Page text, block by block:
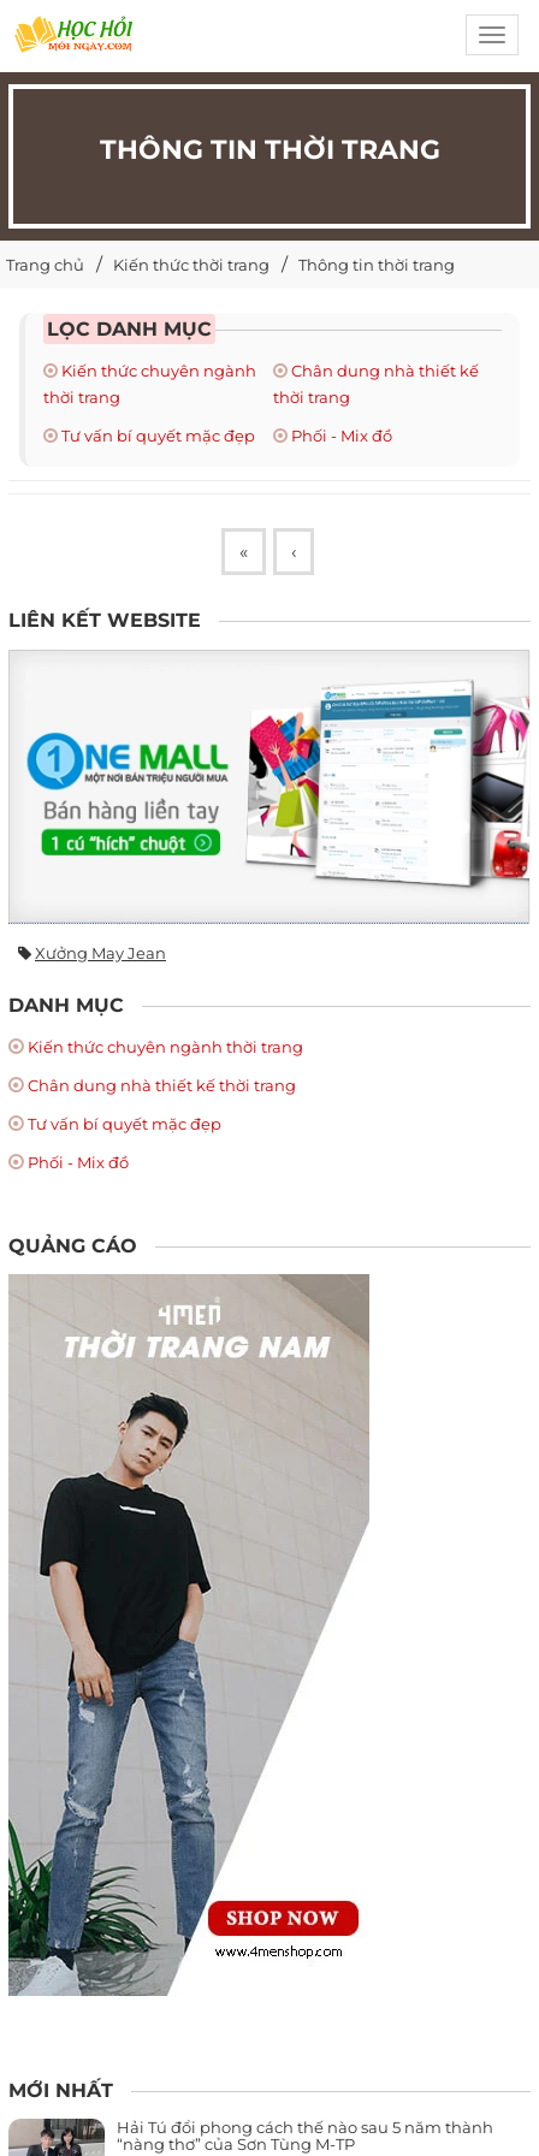
THÔNG TIN THỜI TRANG
Trang chủ Kiến thức thời trang Thông tin thời trang
LỌC DANH MỤC
Kiến thức chuyên ngành
thời trang
Chân dung nhà thiết kế
thời trang
Tư vấn bí quyết mặc đẹp
Phối - Mix đồ
« ‹
LIÊN KẾT WEBSITE
Xưởng May Jean
DANH MỤC
Kiến thức chuyên ngành thời trang
Chân dung nhà thiết kế thời trang
Tư vấn bí quyết mặc đẹp
Phối - Mix đồ
QUẢNG CÁO
MỚI NHẤT
Hải Tú đổi phong cách thế nào sau 5 năm thành
“nàng thơ” của Sơn Tùng M-TP